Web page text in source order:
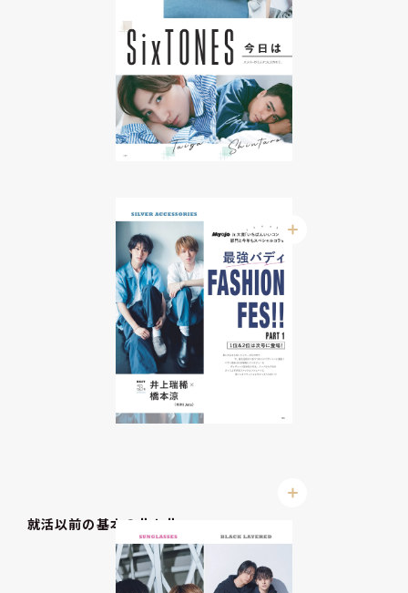
就活以前の基本の＂キ＂